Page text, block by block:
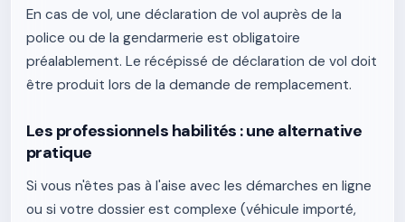
En cas de vol, une déclaration de vol auprès de la
police ou de la gendarmerie est obligatoire
préalablement. Le récépissé de déclaration de vol doit
être produit lors de la demande de remplacement.
Les professionnels habilités : une alternative
pratique
Si vous n'êtes pas à l'aise avec les démarches en ligne
ou si votre dossier est complexe (véhicule importé,